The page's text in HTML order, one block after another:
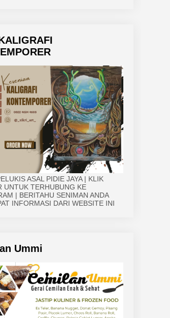
ASAL PIDIE JAYA | KLIK
UNTUK TERHUBUNG KE
| BERITAHU SENIMAN ANDA
INFORMASI DARI WEBSITE INI
Ummi